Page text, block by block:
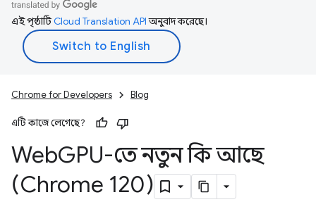
এই পৃষ্ঠাটিCloud Translation APIঅনুবাদ করেছে।
Chrome for Developers Blog
এটি কাজে লেগেছে?
WebGPU-তে নতুন কি আছে
(Chrome 120)